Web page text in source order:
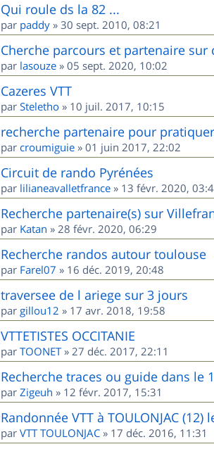
Qui roule ds la 82 ...
par paddy » 30 sept. 2010, 08:21
Cherche parcours et partenaire sur
par lasouze » 05 sept. 2020, 10:02
Cazeres VTT
par Steletho » 10 juil. 2017, 10:15
recherche partenaire pour
par croumiguie » 01 juin 2017, 22:02
Circuit de rando Pyrénées
par lilianeavalletfrance » 13 févr. 2020,
Recherche partenaire(s) sur
par Katan » 28 févr. 2020, 06:29
Recherche randos autour toulouse
par Farel07 » 16 déc. 2019, 20:48
traversee de l ariege sur 3 jours
par gillou12 » 17 avr. 2018, 19:58
VTTETISTES OCCITANIE
par TOONET» 27 déc. 2017, 22:11
Recherche traces ou guide dans le
par Zigeuh » 12 févr. 2017, 15:31
Randonnée VTT à TOULONJAC (12)
par VTT TOULONJAC » 17 déc. 2016, 11:31